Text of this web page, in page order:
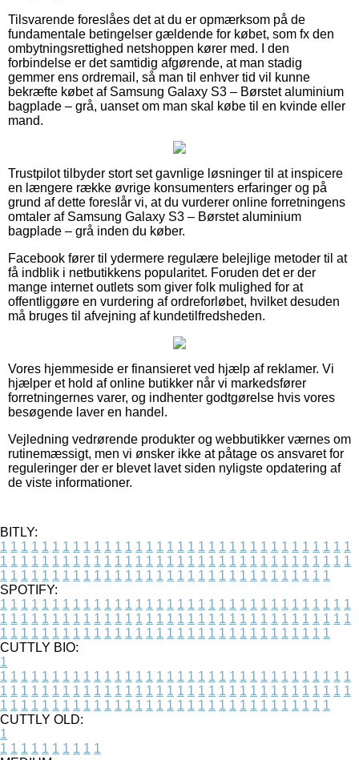
Tilsvarende foreslåes det at du er opmærksom på de
fundamentale betingelser gældende for købet, som fx den
ombytningsrettighed netshoppen kører med. I den
forbindelse er det samtidig afgørende, at man stadig
gemmer ens ordremail, så man til enhver tid vil kunne
bekræfte købet af Samsung Galaxy S3 – Børstet aluminium
bagplade – grå, uanset om man skal købe til en kvinde eller
mand.
Trustpilot tilbyder stort set gavnlige løsninger til at inspicere
en længere række øvrige konsumenters erfaringer og på
grund af dette foreslår vi, at du vurderer online forretningens
omtaler af Samsung Galaxy S3 – Børstet aluminium
bagplade – grå inden du køber.
Facebook fører til ydermere regulære belejlige metoder til at
få indblik i netbutikkens popularitet. Foruden det er der
mange internet outlets som giver folk mulighed for at
offentliggøre en vurdering af ordreforløbet, hvilket desuden
må bruges til afvejning af kundetilfredsheden.
Vores hjemmeside er finansieret ved hjælp af reklamer. Vi
hjælper et hold af online butikker når vi markedsfører
forretningernes varer, og indhenter godtgørelse hvis vores
besøgende laver en handel.
Vejledning vedrørende produkter og webbutikker værnes om
rutinemæssigt, men vi ønsker ikke at påtage os ansvaret for
reguleringer der er blevet lavet siden nyligste opdatering af
de viste informationer.
BITLY:
1 1 1 1 1 1 1 1 1 1 1 1 1 1 1 1 1 1 1 1 1 1 1 1 1 1 1 1 1 1 1 1 1 1
1 1 1 1 1 1 1 1 1 1 1 1 1 1 1 1 1 1 1 1 1 1 1 1 1 1 1 1 1 1 1 1 1 1
1 1 1 1 1 1 1 1 1 1 1 1 1 1 1 1 1 1 1 1 1 1 1 1 1 1 1 1 1 1 1 1
SPOTIFY:
1 1 1 1 1 1 1 1 1 1 1 1 1 1 1 1 1 1 1 1 1 1 1 1 1 1 1 1 1 1 1 1 1 1
1 1 1 1 1 1 1 1 1 1 1 1 1 1 1 1 1 1 1 1 1 1 1 1 1 1 1 1 1 1 1 1 1 1
1 1 1 1 1 1 1 1 1 1 1 1 1 1 1 1 1 1 1 1 1 1 1 1 1 1 1 1 1 1 1 1
CUTTLY BIO:
1
1 1 1 1 1 1 1 1 1 1 1 1 1 1 1 1 1 1 1 1 1 1 1 1 1 1 1 1 1 1 1 1 1 1
1 1 1 1 1 1 1 1 1 1 1 1 1 1 1 1 1 1 1 1 1 1 1 1 1 1 1 1 1 1 1 1 1 1
1 1 1 1 1 1 1 1 1 1 1 1 1 1 1 1 1 1 1 1 1 1 1 1 1 1 1 1 1 1 1 1
CUTTLY OLD:
1
1 1 1 1 1 1 1 1 1 1